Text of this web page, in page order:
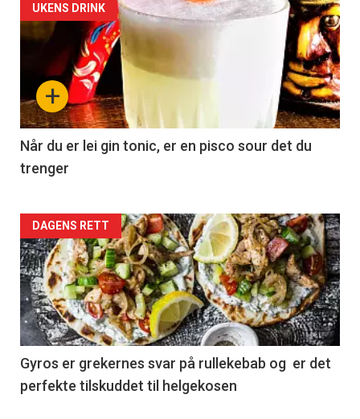
+
UKENS DRINK
Når du er lei gin tonic, er en pisco sour det du
trenger
Forsiden
akkurat
nå
-
2
DAGENS RETT
Gyros er grekernes svar på rullekebab og er det
perfekte tilskuddet til helgekosen